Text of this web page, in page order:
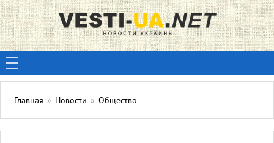
Главная » Новости » Общество